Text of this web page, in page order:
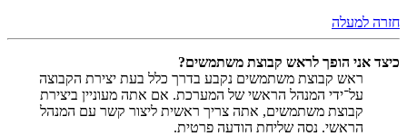
חזרה למעלה
כיצד אני הופך לראש קבוצת משתמשים?
ראש קבוצת משתמשים נקבע בדרך כלל בעת יצירת הקבוצה
על־ידי המנהל הראשי של המערכת. אם אתה מעוניין ביצירת
קבוצת משתמשים, אתה צריך ראשית ליצור קשר עם המנהל
הראשי. נסה שליחת הודעה פרטית.